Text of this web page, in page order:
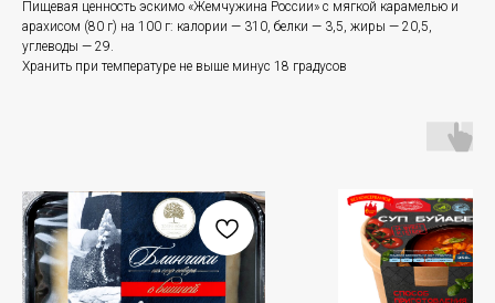
Пищевая ценность эскимо «Жемчужина России» с мягкой карамелью и
арахисом (80 г) на 100 г: калории — 310, белки — 3,5, жиры — 20,5,
углеводы — 29.
Хранить при температуре не выше минус 18 градусов